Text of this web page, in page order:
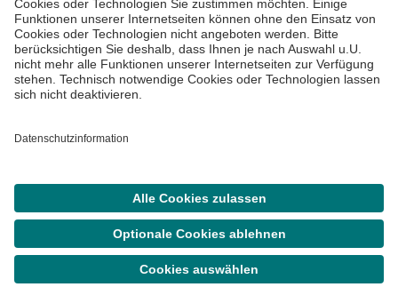
Menü
SucheTermin
Impressum
©Asklepios Kliniken GmbH & Co. KGaA 2026